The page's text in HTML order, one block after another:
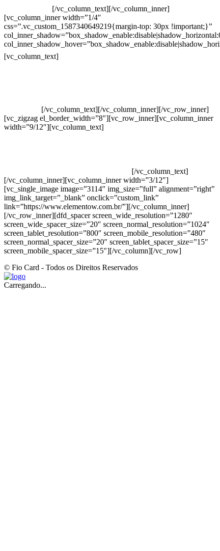
[/vc_column_text][/vc_column_inner]
[vc_column_inner width=”1/4″
css=”.vc_custom_1587340649219{margin-top: 30px !important;}”
[vc_column_text]
[/vc_column_text][/vc_column_inner][/vc_row_inner]
[vc_zigzag el_border_width=”8″][vc_row_inner][vc_column_inner
width=”9/12″][vc_column_text]
[/vc_column_text]
[/vc_column_inner][vc_column_inner width=”3/12″]
[vc_single_image image=”3114″ img_size=”full” alignment=”right”
img_link_target=”_blank” onclick=”custom_link”
link=”https://www.elementow.com.br/”][/vc_column_inner]
[/vc_row_inner][dfd_spacer screen_wide_resolution=”1280″
screen_wide_spacer_size=”20″ screen_normal_resolution=”1024″
screen_tablet_resolution=”800″ screen_mobile_resolution=”480″
screen_normal_spacer_size=”20″ screen_tablet_spacer_size=”15″
screen_mobile_spacer_size=”15″][/vc_column][/vc_row]
© Fio Card - Todos os Direitos Reservados
Carregando...